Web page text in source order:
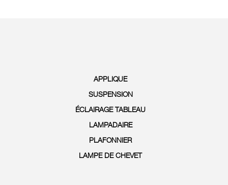
APPLIQUE
SUSPENSION
ÉCLAIRAGE TABLEAU
LAMPADAIRE
PLAFONNIER
LAMPE DE CHEVET